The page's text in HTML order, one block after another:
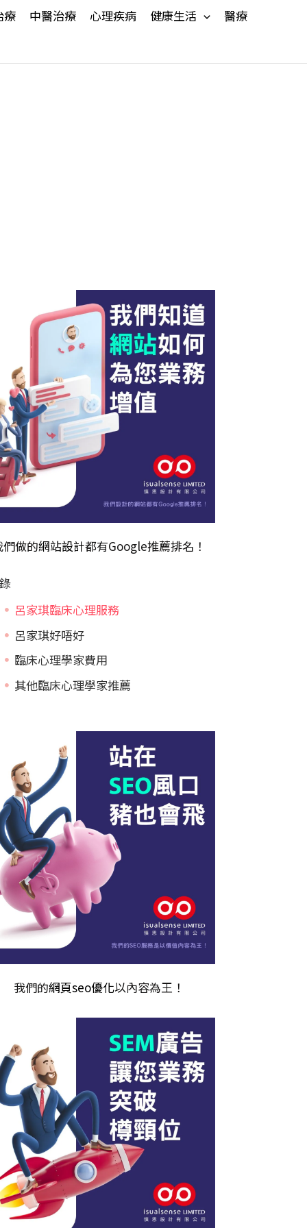
療 中醫治療 心理疾病 健康生活 醫療
們做的網站設計都有Google推薦排名！
呂家琪臨床心理服務
呂家琪好唔好
臨床心理學家費用
其他臨床心理學家推薦
我們的網頁seo優化以內容為王！